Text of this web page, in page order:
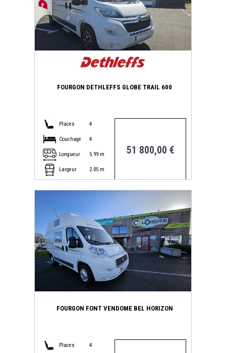
FOURGON DETHLEFFS GLOBE TRAIL 600
Places 4
Couchage 4
Longueur 5.99 m
Largeur 2.05 m
51 800,00 €
CITROEN JUMPER réf : 1131
FOURGON FONT VENDOME BEL HORIZON
Places 4